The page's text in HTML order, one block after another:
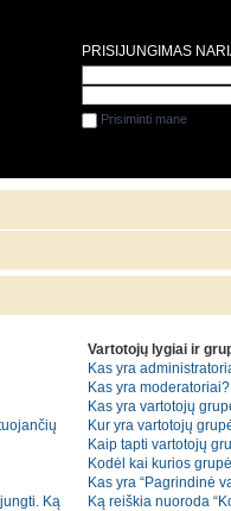
Ką
Vartotojų lygiai ir
Kas yra
Kas yra moderatoriai?
Kas yra vartotojų
Kur yra vartotojų
Kaip tapti vartotojų
Kodėl kai kurios
Kas yra “Pagrindinė
Ką reiškia nuoroda
PRISIJUNGIMAS
Prisiminti mane